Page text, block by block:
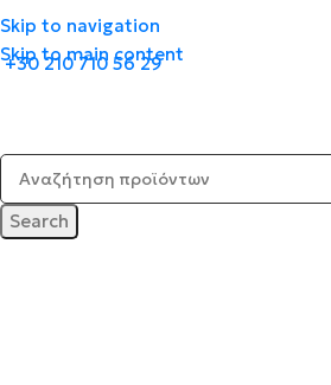
Skip to navigation
Skip to main content
+30 210 710 56 29
Search